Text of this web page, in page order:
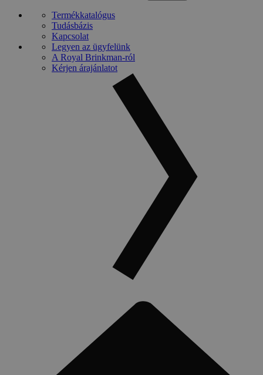
Termékkatalógus
Tudásbázis
Kapcsolat
Legyen az ügyfelünk
A Royal Brinkman-ról
Kérjen árajánlatot